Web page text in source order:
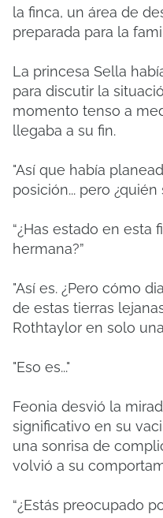
la finca, un área de
preparada para la
La princesa Sella
para discutir la
momento tenso a
llegaba a su fin.
"Así que había
posición... pero
“¿Has estado en esta
hermana?”
"Así es. ¿Pero cómo
de estas tierras
Rothtaylor en solo
"Eso es..."
Feonia desvió la
significativo en su
una sonrisa de
volvió a su
“¿Estás preocupado